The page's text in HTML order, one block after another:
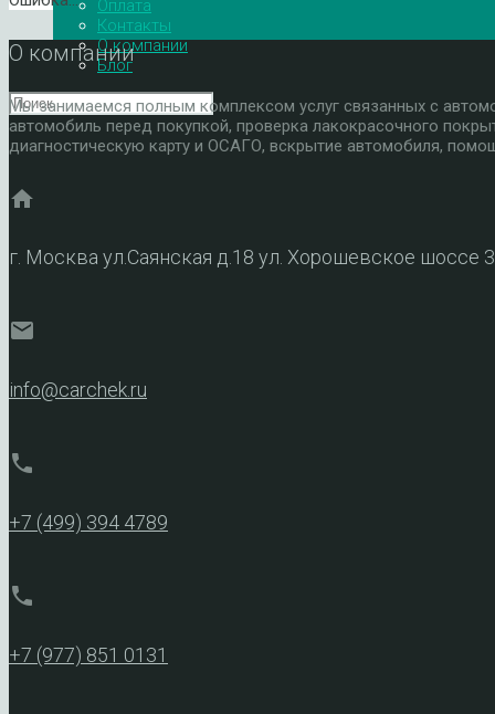
Оплата
Контакты
О компании
Блог
О компании
Мы занимаемся полным комплексом услуг связанных с
автомобиль перед покупкой, проверка лакокрасочного
диагностическую карту и ОСАГО, вскрытие автомобиля,
home
г. Москва ул.Саянская д.18 ул. Хорошевское шоссе
mail
info@carchek.ru
phone
+7 (499) 394 4789
phone
+7 (977) 851 0131